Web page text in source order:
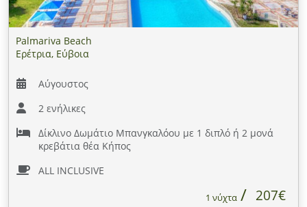
Palmariva Beach
Ερέτρια, Εύβοια
Αύγουστος
2 ενήλικες
Δίκλινο Δωμάτιο Μπανγκαλόου με 1 διπλό ή 2 μονά
κρεβάτια θέα Κήπος
ALL INCLUSIVE
1 νύχτα 207€